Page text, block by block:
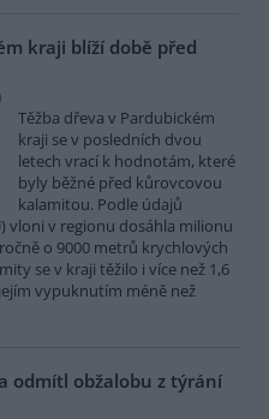
kraji blíží době před
)
Těžba dřeva v Pardubickém
kraji se v posledních dvou
letech vrací k hodnotám, které
byly běžné před kůrovcovou
kalamitou. Podle údajů
vloni v regionu dosáhla milionu
o 9000 metrů krychlových
se v kraji těžilo i více než 1,6
vypuknutím méně než
odmítl obžalobu z týrání